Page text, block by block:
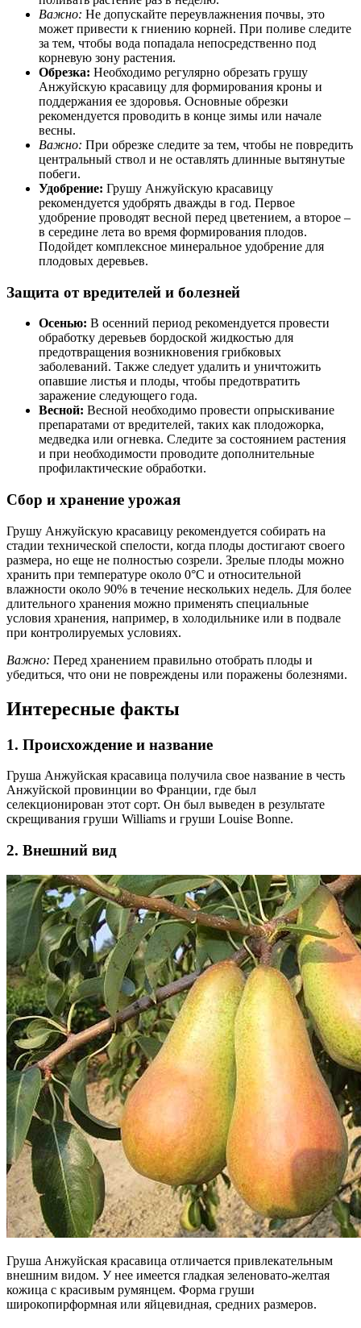
Важно: Не допускайте переувлажнения почвы, это
может привести к гниению корней. При поливе следите
за тем, чтобы вода попадала непосредственно под
корневую зону растения.
Обрезка: Необходимо регулярно обрезать грушу
Анжуйскую красавицу для формирования кроны и
поддержания ее здоровья. Основные обрезки
рекомендуется проводить в конце зимы или начале
весны.
Важно: При обрезке следите за тем, чтобы не повредить
центральный ствол и не оставлять длинные вытянутые
побеги.
Удобрение: Грушу Анжуйскую красавицу
рекомендуется удобрять дважды в год. Первое
удобрение проводят весной перед цветением, а второе –
в середине лета во время формирования плодов.
Подойдет комплексное минеральное удобрение для
плодовых деревьев.
Защита от вредителей и болезней
Осенью: В осенний период рекомендуется провести
обработку деревьев бордоской жидкостью для
предотвращения возникновения грибковых
заболеваний. Также следует удалить и уничтожить
опавшие листья и плоды, чтобы предотвратить
заражение следующего года.
Весной: Весной необходимо провести опрыскивание
препаратами от вредителей, таких как плодожорка,
медведка или огневка. Следите за состоянием растения
и при необходимости проводите дополнительные
профилактические обработки.
Сбор и хранение урожая
Грушу Анжуйскую красавицу рекомендуется собирать на
стадии технической спелости, когда плоды достигают своего
размера, но еще не полностью созрели. Зрелые плоды можно
хранить при температуре около 0°C и относительной
влажности около 90% в течение нескольких недель. Для более
длительного хранения можно применять специальные
условия хранения, например, в холодильнике или в подвале
при контролируемых условиях.
Важно: Перед хранением правильно отобрать плоды и
убедиться, что они не повреждены или поражены болезнями.
Интересные факты
1. Происхождение и название
Груша Анжуйская красавица получила свое название в честь
Анжуйской провинции во Франции, где был
селекционирован этот сорт. Он был выведен в результате
скрещивания груши Williams и груши Louise Bonne.
2. Внешний вид
Груша Анжуйская красавица отличается привлекательным
внешним видом. У нее имеется гладкая зеленовато-желтая
кожица с красивым румянцем. Форма груши
широкопирформная или яйцевидная, средних размеров.